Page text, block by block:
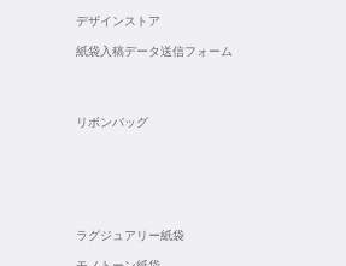
デザインストア
紙袋入稿データ送信フォーム
リボンバッグ
ラグジュアリー紙袋